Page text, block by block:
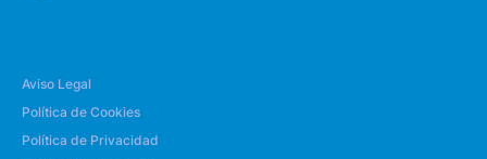
Aviso Legal
Política de Cookies
Política de Privacidad